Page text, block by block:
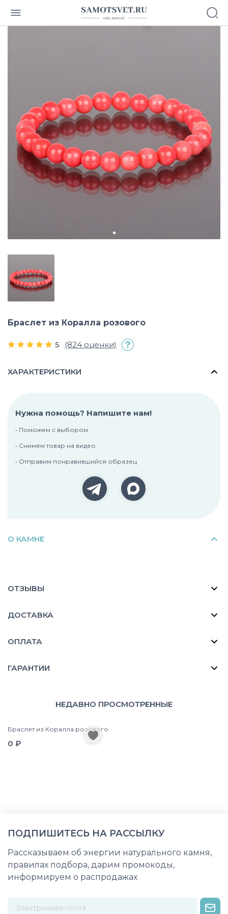
Браслет из Коралла розового
5 (824 оценки)
ХАРАКТЕРИСТИКИ
Нужна помощь? Напишите нам!
• Поможем с выбором
• Снимем товар на видео
• Отправим понравившийся образец
О КАМНЕ
ОТЗЫВЫ
ДОСТАВКА
ОПЛАТА
ГАРАНТИИ
НЕДАВНО ПРОСМОТРЕННЫЕ
Браслет из Коралла розового
0 ₽
ПОДПИШИТЕСЬ НА РАССЫЛКУ
Рассказываем об энергии натурального камня,
правилах подбора, дарим промокоды,
информируем о распродажах